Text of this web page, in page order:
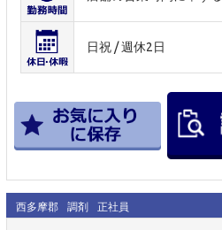
日祝 / 週休2日
西多摩郡 調剤 正社員